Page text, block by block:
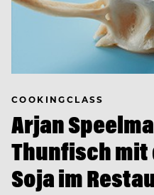
COOKINGCLASS
Arjan
Thunfisch
Soja im